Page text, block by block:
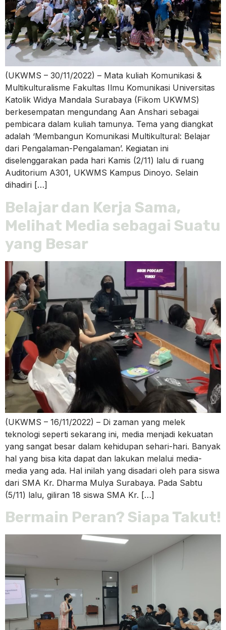
(UKWMS – 30/11/2022) – Mata kuliah Komunikasi &
Multikulturalisme Fakultas Ilmu Komunikasi Universitas
Katolik Widya Mandala Surabaya (Fikom UKWMS)
berkesempatan mengundang Aan Anshari sebagai
pembicara dalam kuliah tamunya. Tema yang diangkat
adalah ‘Membangun Komunikasi Multikultural: Belajar
dari Pengalaman-Pengalaman’. Kegiatan ini
diselenggarakan pada hari Kamis (2/11) lalu di ruang
Auditorium A301, UKWMS Kampus Dinoyo. Selain
dihadiri […]
Belajar dan Kerja Sama,
Melihat Media sebagai Suatu
yang Besar
(UKWMS – 16/11/2022) – Di zaman yang melek
teknologi seperti sekarang ini, media menjadi kekuatan
yang sangat besar dalam kehidupan sehari-hari. Banyak
hal yang bisa kita dapat dan lakukan melalui media-
media yang ada. Hal inilah yang disadari oleh para siswa
dari SMA Kr. Dharma Mulya Surabaya. Pada Sabtu
(5/11) lalu, giliran 18 siswa SMA Kr. […]
Bermain Peran? Siapa Takut!